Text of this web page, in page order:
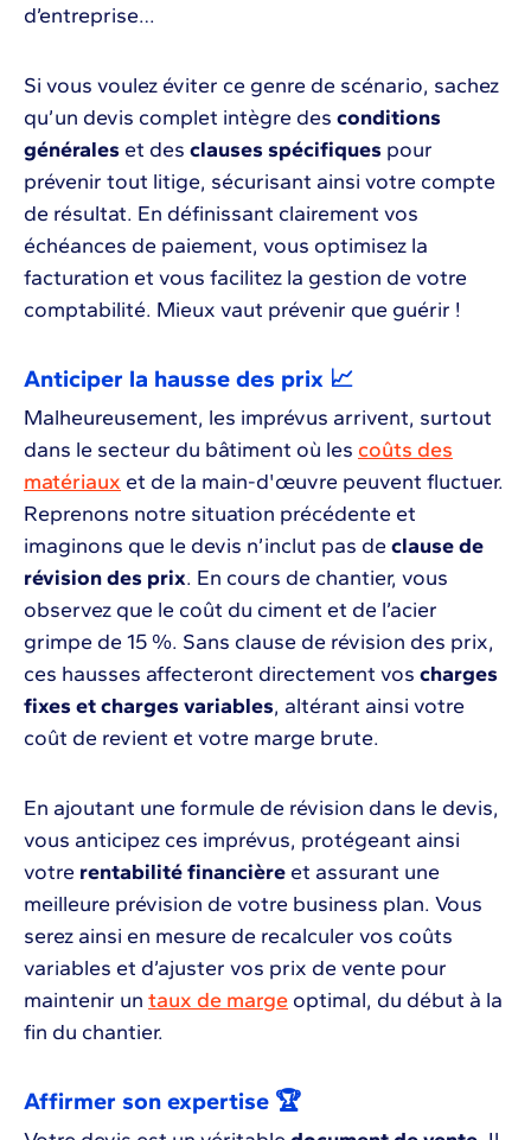
d’entreprise…
Si vous voulez éviter ce genre de scénario, sachez
qu’un devis complet intègre des conditions
générales et des clauses spécifiques pour
prévenir tout litige, sécurisant ainsi votre compte
de résultat. En définissant clairement vos
échéances de paiement, vous optimisez la
facturation et vous facilitez la gestion de votre
comptabilité. Mieux vaut prévenir que guérir !
Anticiper la hausse des prix 📈
Malheureusement, les imprévus arrivent, surtout
dans le secteur du bâtiment où les coûts des
matériaux et de la main-d'œuvre peuvent fluctuer.
Reprenons notre situation précédente et
imaginons que le devis n’inclut pas de clause de
révision des prix. En cours de chantier, vous
observez que le coût du ciment et de l’acier
grimpe de 15 %. Sans clause de révision des prix,
ces hausses affecteront directement vos charges
fixes et charges variables, altérant ainsi votre
coût de revient et votre marge brute.
En ajoutant une formule de révision dans le devis,
vous anticipez ces imprévus, protégeant ainsi
votre rentabilité financière et assurant une
meilleure prévision de votre business plan. Vous
serez ainsi en mesure de recalculer vos coûts
variables et d’ajuster vos prix de vente pour
maintenir un taux de marge optimal, du début à la
fin du chantier.
Affirmer son expertise 🏆